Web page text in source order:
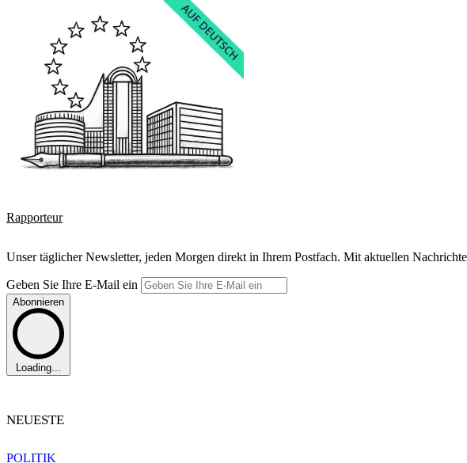
Rapporteur
Unser täglicher Newsletter, jeden Morgen direkt in Ihrem Postfach. Mit aktuellen
Geben Sie Ihre E-Mail ein
Abonnieren
Loading...
NEUESTE
POLITIK